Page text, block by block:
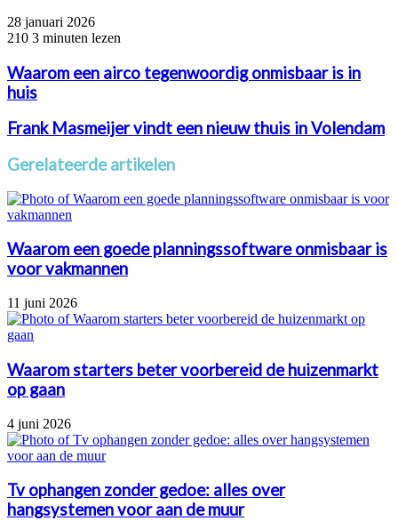
28 januari 2026
210 3 minuten lezen
Waarom een airco tegenwoordig onmisbaar is in
huis
Frank Masmeijer vindt een nieuw thuis in Volendam
Gerelateerde artikelen
Waarom een goede planningssoftware onmisbaar is
voor vakmannen
11 juni 2026
Waarom starters beter voorbereid de huizenmarkt
op gaan
4 juni 2026
Tv ophangen zonder gedoe: alles over
hangsystemen voor aan de muur